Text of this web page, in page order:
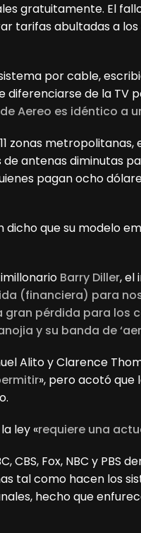
gratuitamente. El
tarifas abultadas a
por cable,
diferenciarse de la TV
Aereo es idéntico a
zonas metropolitanas,
de antenas diminutas
pagan ocho
que su modelo
Barry Diller, el
(financiera) para
pérdida para los
y su banda de
Alito y Clarence
», pero acotó
ley «requiere una
CBS, Fox, NBC y PBS
tal como hacen los
hecho que